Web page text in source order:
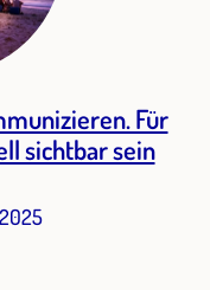
Für
sichtbar sein